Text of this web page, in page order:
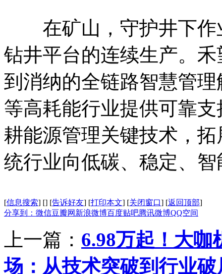
在矿山，守护井下作
钻井平台的连续生产。
到消纳的全链路智慧管
等高耗能行业提供可靠
耕能源管理关键技术，
统行业向低碳、稳定、
[信息搜索] [] [告诉好友] [打印本文] [关闭窗口] [返回顶部]
分享到： 微信豆瓣网 新浪微博百度贴吧腾讯微博QQ空间
上一篇： 6.98万起！大咖
场：从技术突破到行业